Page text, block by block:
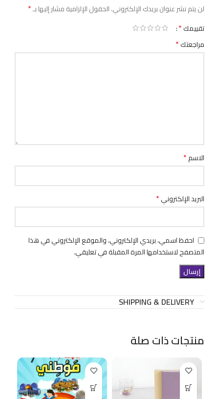
لن يتم نشر عنوان بريدك الإلكتروني.الحقول الإلزامية مشار إليها بـ*
تقييمك*
مراجعتك*
الاسم*
البريد الإلكتروني*
احفظ اسمي، بريدي الإلكتروني، والموقع الإلكتروني في هذا
المتصفح لاستخدامها المرة المقبلة في تعليقي.
SHIPPING & DELIVERY
منتجات ذات صلة